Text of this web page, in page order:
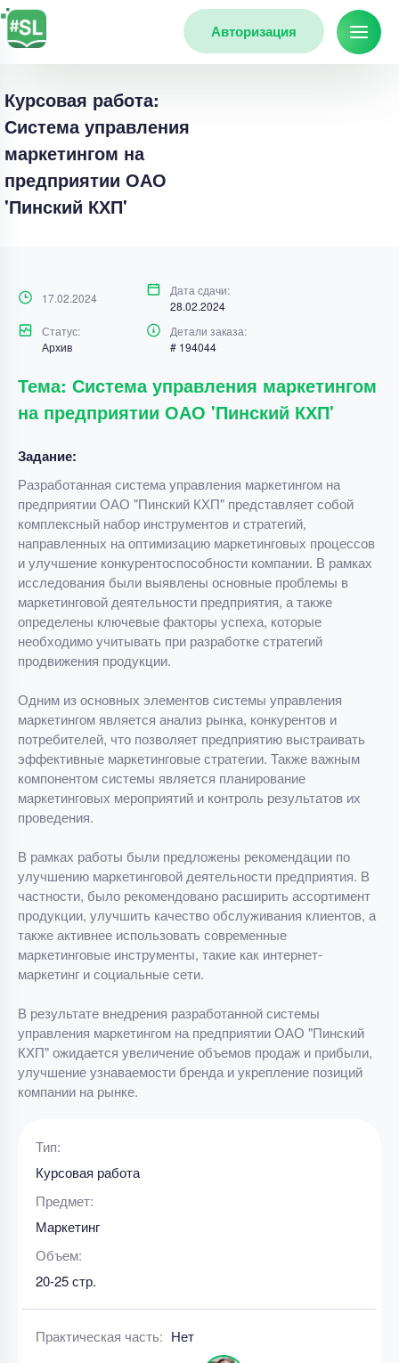
Авторизация
Курсовая работа:
Система управления
маркетингом на
предприятии ОАО
'Пинский КХП'
17.02.2024
Дата сдачи:
28.02.2024
Статус:
Архив
Детали заказа:
# 194044
Тема: Система управления маркетингом
на предприятии ОАО 'Пинский КХП'
Задание:
Разработанная система управления маркетингом на
предприятии ОАО "Пинский КХП" представляет собой
комплексный набор инструментов и стратегий,
направленных на оптимизацию маркетинговых процессов
и улучшение конкурентоспособности компании. В рамках
исследования были выявлены основные проблемы в
маркетинговой деятельности предприятия, а также
определены ключевые факторы успеха, которые
необходимо учитывать при разработке стратегий
продвижения продукции.
Одним из основных элементов системы управления
маркетингом является анализ рынка, конкурентов и
потребителей, что позволяет предприятию выстраивать
эффективные маркетинговые стратегии. Также важным
компонентом системы является планирование
маркетинговых мероприятий и контроль результатов их
проведения.
В рамках работы были предложены рекомендации по
улучшению маркетинговой деятельности предприятия. В
частности, было рекомендовано расширить ассортимент
продукции, улучшить качество обслуживания клиентов, а
также активнее использовать современные
маркетинговые инструменты, такие как интернет-
маркетинг и социальные сети.
В результате внедрения разработанной системы
управления маркетингом на предприятии ОАО "Пинский
КХП" ожидается увеличение объемов продаж и прибыли,
улучшение узнаваемости бренда и укрепление позиций
компании на рынке.
Тип:
Курсовая работа
Предмет:
Маркетинг
Объем:
20-25 стр.
Практическая часть: Нет